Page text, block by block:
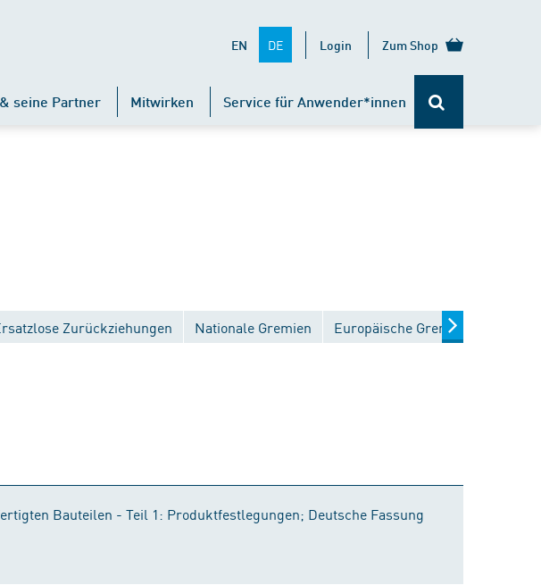
EN DE Login Zum Shop
seine Partner Mitwirken Service für Anwender*innen
Zurückziehungen Nationale Gremien Europäische Gremien
Bauteilen - Teil 1: Produktfestlegungen; Deutsche Fassung